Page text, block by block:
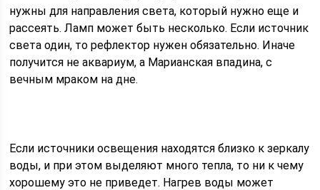
нужны для направления света, который нужно еще и
рассеять. Ламп может быть несколько. Если источник
света один, то рефлектор нужен обязательно. Иначе
получится не аквариум, а Марианская впадина, с
вечным мраком на дне.
Если источники освещения находятся близко к зеркалу
воды, и при этом выделяют много тепла, то ни к чему
хорошему это не приведет. Нагрев воды может